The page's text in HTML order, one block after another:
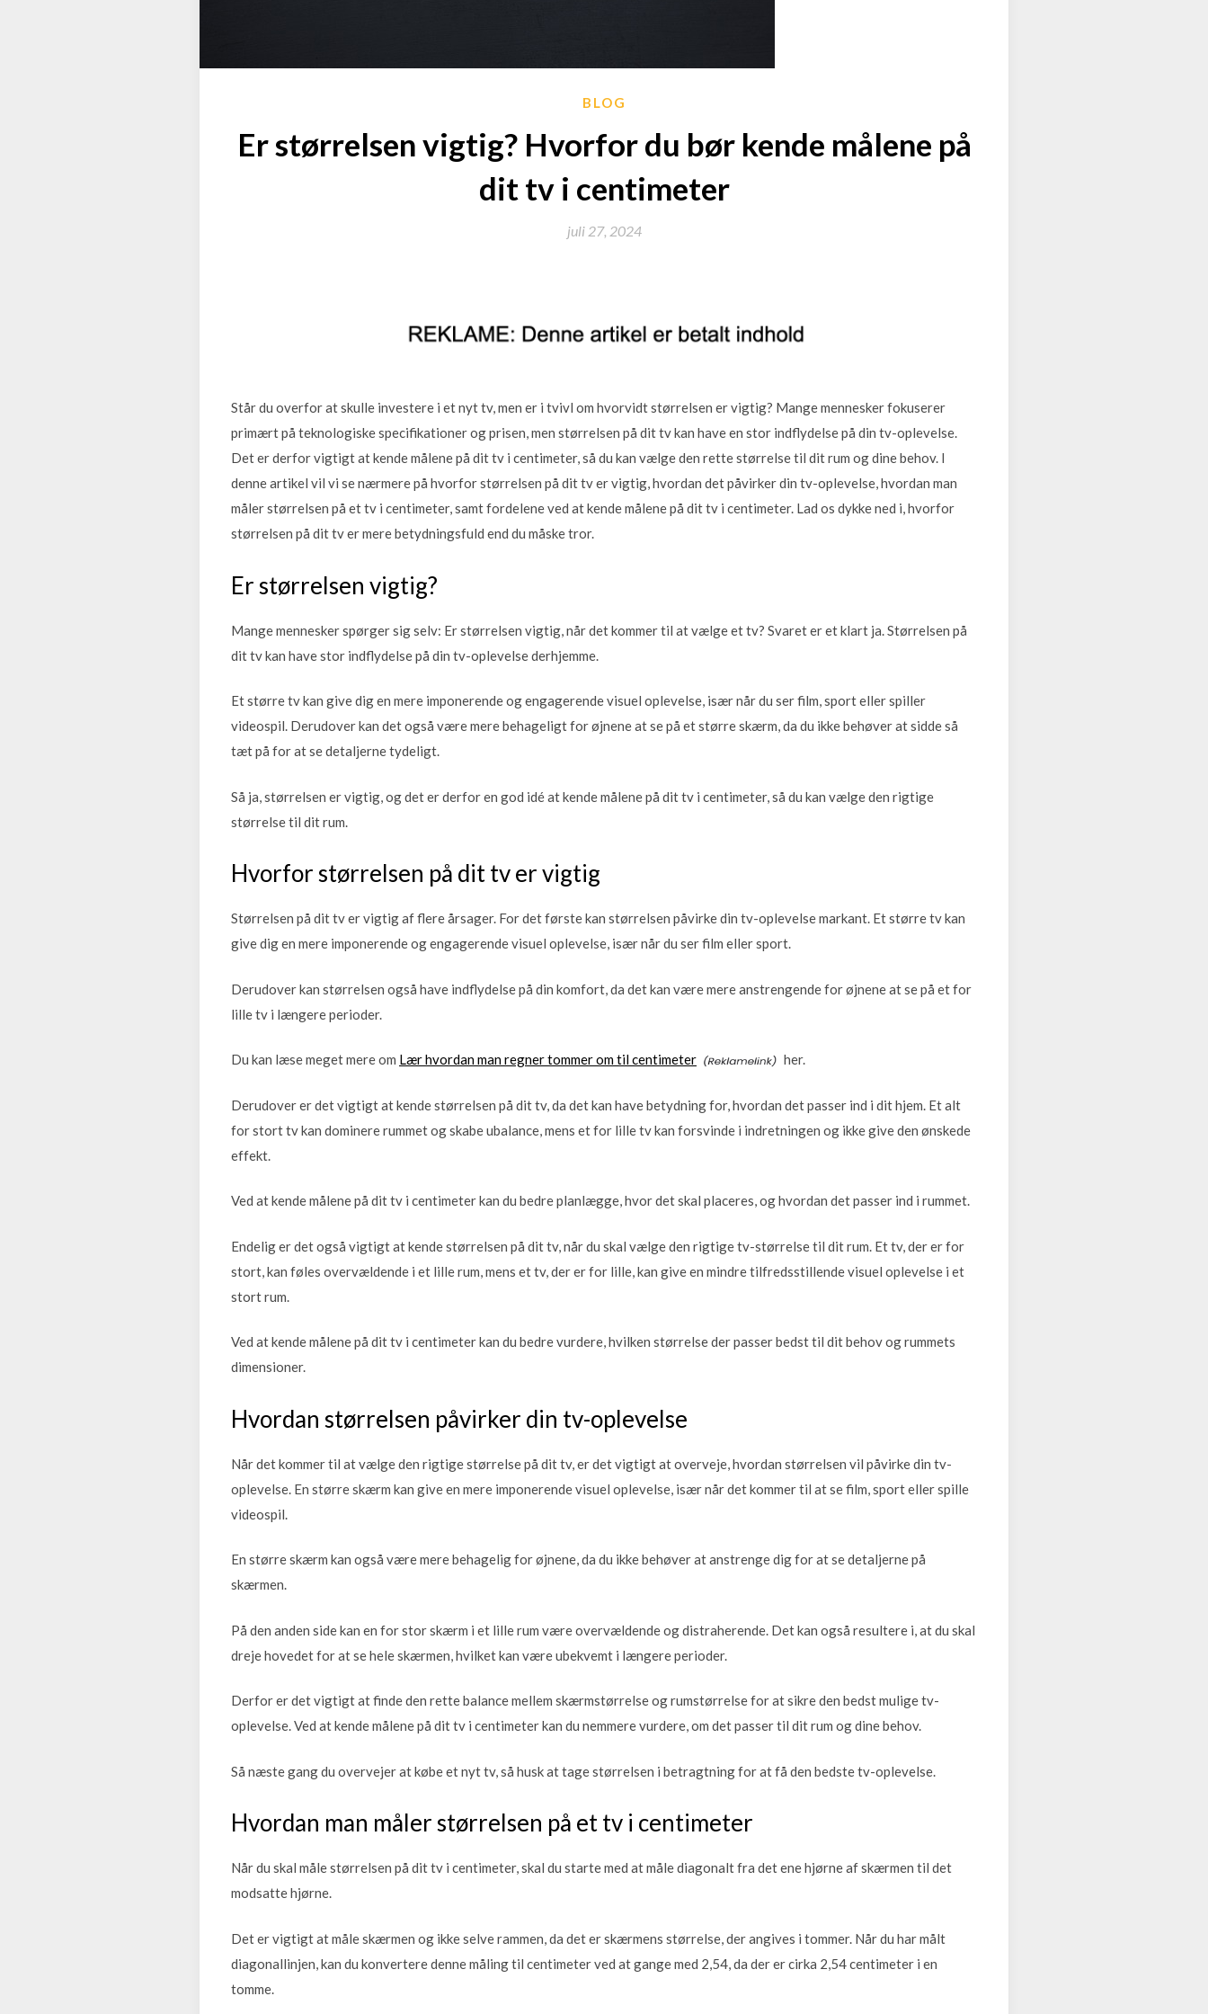
BLOG
Er størrelsen vigtig? Hvorfor du bør kende målene på
dit tv i centimeter
juli 27, 2024
Står du overfor at skulle investere i et nyt tv, men er i tvivl om hvorvidt størrelsen er vigtig? Mange mennesker fokuserer
primært på teknologiske specifikationer og prisen, men størrelsen på dit tv kan have en stor indflydelse på din tv-oplevelse.
Det er derfor vigtigt at kende målene på dit tv i centimeter, så du kan vælge den rette størrelse til dit rum og dine behov. I
denne artikel vil vi se nærmere på hvorfor størrelsen på dit tv er vigtig, hvordan det påvirker din tv-oplevelse, hvordan man
måler størrelsen på et tv i centimeter, samt fordelene ved at kende målene på dit tv i centimeter. Lad os dykke ned i, hvorfor
størrelsen på dit tv er mere betydningsfuld end du måske tror.
Er størrelsen vigtig?
Mange mennesker spørger sig selv: Er størrelsen vigtig, når det kommer til at vælge et tv? Svaret er et klart ja. Størrelsen på
dit tv kan have stor indflydelse på din tv-oplevelse derhjemme.
Et større tv kan give dig en mere imponerende og engagerende visuel oplevelse, især når du ser film, sport eller spiller
videospil. Derudover kan det også være mere behageligt for øjnene at se på et større skærm, da du ikke behøver at sidde så
tæt på for at se detaljerne tydeligt.
Så ja, størrelsen er vigtig, og det er derfor en god idé at kende målene på dit tv i centimeter, så du kan vælge den rigtige
størrelse til dit rum.
Hvorfor størrelsen på dit tv er vigtig
Størrelsen på dit tv er vigtig af flere årsager. For det første kan størrelsen påvirke din tv-oplevelse markant. Et større tv kan
give dig en mere imponerende og engagerende visuel oplevelse, især når du ser film eller sport.
Derudover kan størrelsen også have indflydelse på din komfort, da det kan være mere anstrengende for øjnene at se på et for
lille tv i længere perioder.
Du kan læse meget mere om Lær hvordan man regner tommer om til centimeter her.
Derudover er det vigtigt at kende størrelsen på dit tv, da det kan have betydning for, hvordan det passer ind i dit hjem. Et alt
for stort tv kan dominere rummet og skabe ubalance, mens et for lille tv kan forsvinde i indretningen og ikke give den ønskede
effekt.
Ved at kende målene på dit tv i centimeter kan du bedre planlægge, hvor det skal placeres, og hvordan det passer ind i rummet.
Endelig er det også vigtigt at kende størrelsen på dit tv, når du skal vælge den rigtige tv-størrelse til dit rum. Et tv, der er for
stort, kan føles overvældende i et lille rum, mens et tv, der er for lille, kan give en mindre tilfredsstillende visuel oplevelse i et
stort rum.
Ved at kende målene på dit tv i centimeter kan du bedre vurdere, hvilken størrelse der passer bedst til dit behov og rummets
dimensioner.
Hvordan størrelsen påvirker din tv-oplevelse
Når det kommer til at vælge den rigtige størrelse på dit tv, er det vigtigt at overveje, hvordan størrelsen vil påvirke din tv-
oplevelse. En større skærm kan give en mere imponerende visuel oplevelse, især når det kommer til at se film, sport eller spille
videospil.
En større skærm kan også være mere behagelig for øjnene, da du ikke behøver at anstrenge dig for at se detaljerne på
skærmen.
På den anden side kan en for stor skærm i et lille rum være overvældende og distraherende. Det kan også resultere i, at du skal
dreje hovedet for at se hele skærmen, hvilket kan være ubekvemt i længere perioder.
Derfor er det vigtigt at finde den rette balance mellem skærmstørrelse og rumstørrelse for at sikre den bedst mulige tv-
oplevelse. Ved at kende målene på dit tv i centimeter kan du nemmere vurdere, om det passer til dit rum og dine behov.
Så næste gang du overvejer at købe et nyt tv, så husk at tage størrelsen i betragtning for at få den bedste tv-oplevelse.
Hvordan man måler størrelsen på et tv i centimeter
Når du skal måle størrelsen på dit tv i centimeter, skal du starte med at måle diagonalt fra det ene hjørne af skærmen til det
modsatte hjørne.
Det er vigtigt at måle skærmen og ikke selve rammen, da det er skærmens størrelse, der angives i tommer. Når du har målt
diagonallinjen, kan du konvertere denne måling til centimeter ved at gange med 2,54, da der er cirka 2,54 centimeter i en
tomme.